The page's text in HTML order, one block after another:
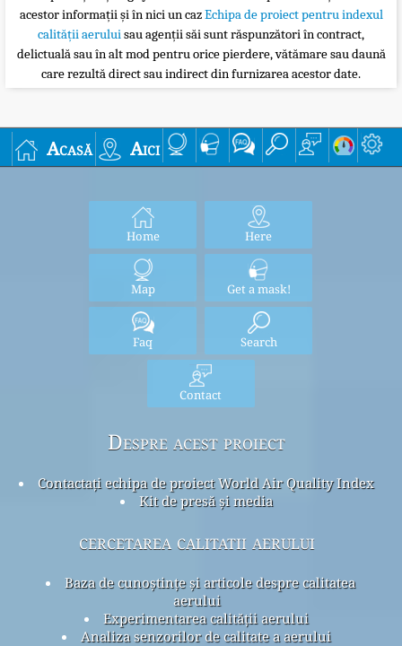
acestor informații și în nici un cazEchipa de proiect pentru indexul
calității aeruluisau agenții săi sunt răspunzători în contract,
delictuală sau în alt mod pentru orice pierdere, vătămare sau daună
care rezultă direct sau indirect din furnizarea acestor date.
Acasă Aici
Home Here
Map Get a mask!
Faq Search
Contact
Despre acest proiect
Contactați echipa de proiect World Air Quality Index
Kit de presă și media
cercetarea calitatii aerului
Baza de cunoștințe și articole despre calitatea
aerului
Experimentarea calității aerului
Analiza senzorilor de calitate a aerului